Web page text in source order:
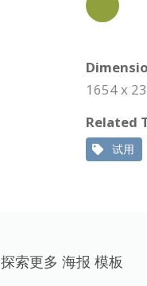
1654 x
Related
试用
探索更多 海报 模板